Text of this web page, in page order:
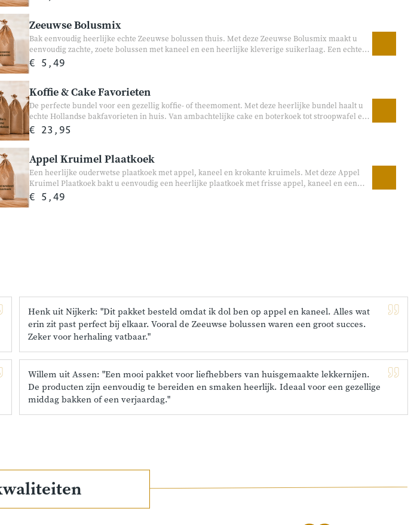
thuis.
Zeeuwse Bolusmix
Bak eenvoudig heerlijke echte Zeeuwse bolussen thuis. Met deze Zeeuwse Bolusmix maakt u
eenvoudig zachte, zoete bolussen met kaneel en een heerlijke kleverige suikerlaag. Een echte
Zeeuwse klassieker die perfect is voor bij de koffie of als warme traktatie tussendoor.
€ 5,49
Koffie & Cake Favorieten
De perfecte bundel voor een gezellig koffie- of theemoment. Met deze heerlijke bundel haalt u
echte Hollandse bakfavorieten in huis. Van ambachtelijke cake en boterkoek tot stroopwafel en
kruidkoek — heerlijk voor visite, verjaardagen of gewoon een gezellig genietmoment thuis. Een
warme en smaakvolle bundel vol vertrouwde smaken. Perfect voor koffie en thee momenten Vol
€ 23,95
Appel Kruimel Plaatkoek
Een heerlijke ouderwetse plaatkoek met appel, kaneel en krokante kruimels. Met deze Appel
Kruimel Plaatkoek bakt u eenvoudig een heerlijke plaatkoek met frisse appel, kaneel en een
knapperige kruimellaag. Perfect voor bij koffie of thee en heerlijk om samen van te genieten.
€ 5,49
Henk uit Nijkerk: "Dit pakket besteld omdat ik dol ben op appel en kaneel. Alles wat
erin zit past perfect bij elkaar. Vooral de Zeeuwse bolussen waren een groot succes.
Zeker voor herhaling vatbaar."
Willem uit Assen: "Een mooi pakket voor liefhebbers van huisgemaakte lekkernijen.
De producten zijn eenvoudig te bereiden en smaken heerlijk. Ideaal voor een gezellige
middag bakken of een verjaardag."